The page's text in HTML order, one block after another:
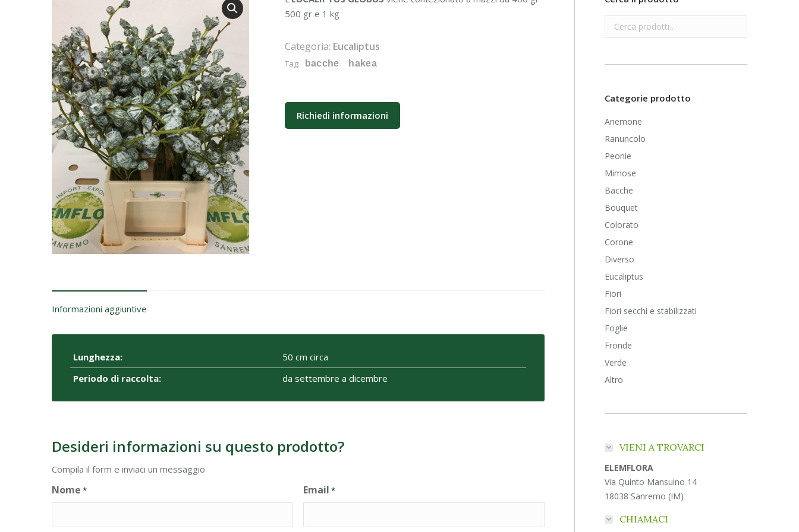
500 gr e 1 kg
Categoria: Eucaliptus
Tag: bacche hakea
Richiedi informazioni
Informazioni aggiuntive
Lunghezza:
50 cm circa
Periodo di raccolta:
da settembre a dicembre
Desideri informazioni su questo prodotto?
Compila il form e inviaci un messaggio
Nome * Email *
Categorie prodotto
Anemone
Ranuncolo
Peonie
Mimose
Bacche
Bouquet
Colorato
Corone
Diverso
Eucaliptus
Fiori
Fiori secchi e stabilizzati
Foglie
Fronde
Verde
Altro
VIENI A TROVARCI
ELEMFLORA
Via Quinto Mansuino 14
18038 Sanremo (IM)
CHIAMACI